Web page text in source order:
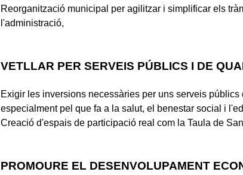
Reorganització municipal per agilitzar i simplificar els
l'administració,
VETLLAR PER SERVEIS PÚBLICS I DE
Exigir les inversions necessàries per uns serveis públics
especialment pel que fa a la salut, el benestar social i
Creació d'espais de participació real com la Taula de
PROMOURE EL DESENVOLUPAMENT